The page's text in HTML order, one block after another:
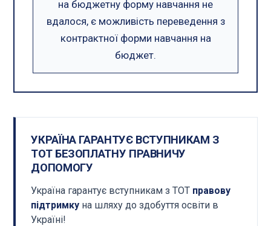
на бюджетну форму навчання не
вдалося, є можливість переведення з
контрактної форми навчання на
бюджет.
УКРАЇНА ГАРАНТУЄ ВСТУПНИКАМ З
ТОТ БЕЗОПЛАТНУ ПРАВНИЧУ
ДОПОМОГУ
Україна гарантує вступникам з ТОТ правову
підтримку на шляху до здобуття освіти в
Україні!